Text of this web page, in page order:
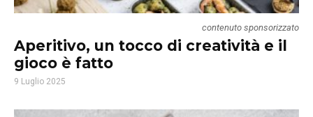
contenuto sponsorizzato
Aperitivo, un tocco di creatività e il
gioco è fatto
9 Luglio 2025